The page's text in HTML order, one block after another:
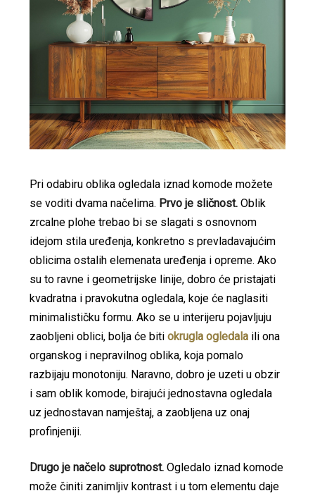
Pri odabiru oblika ogledala iznad komode možete
se voditi dvama načelima. Prvo je sličnost. Oblik
zrcalne plohe trebao bi se slagati s osnovnom
idejom stila uređenja, konkretno s prevladavajućim
oblicima ostalih elemenata uređenja i opreme. Ako
su to ravne i geometrijske linije, dobro će pristajati
kvadratna i pravokutna ogledala, koje će naglasiti
minimalističku formu. Ako se u interijeru pojavljuju
zaobljeni oblici, bolja će bitiokrugla ogledala ili ona
organskog i nepravilnog oblika, koja pomalo
razbijaju monotoniju. Naravno, dobro je uzeti u obzir
i sam oblik komode, birajući jednostavna ogledala
uz jednostavan namještaj, a zaobljena uz onaj
profinjeniji.
Drugo je načelo suprotnost. Ogledalo iznad komode
može činiti zanimljiv kontrast i u tom elementu daje